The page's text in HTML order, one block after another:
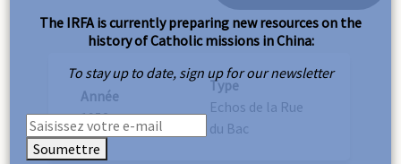
Année
1952
Type
Echos de la Rue
du Bac
The IRFA is currently preparing new resources on the
history of Catholic missions in China:
To stay up to date, sign up for our newsletter
Soumettre